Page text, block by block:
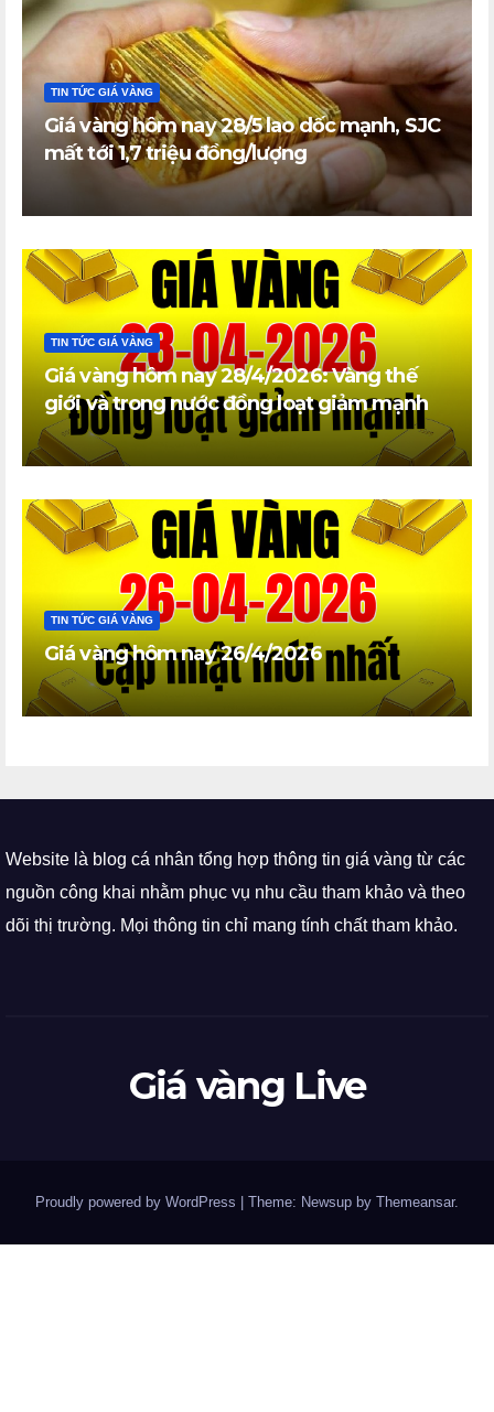
TIN TỨC GIÁ VÀNG
Giá vàng hôm nay 28/5 lao dốc mạnh, SJC
mất tới 1,7 triệu đồng/lượng
TIN TỨC GIÁ VÀNG
Giá vàng hôm nay 28/4/2026: Vàng thế
giới và trong nước đồng loạt giảm mạnh
TIN TỨC GIÁ VÀNG
Giá vàng hôm nay 26/4/2026
Website là blog cá nhân tổng hợp thông tin giá vàng từ các
nguồn công khai nhằm phục vụ nhu cầu tham khảo và theo
dõi thị trường. Mọi thông tin chỉ mang tính chất tham khảo.
Giá vàng Live
Proudly powered by WordPress Theme: Newsup by Themeansar.